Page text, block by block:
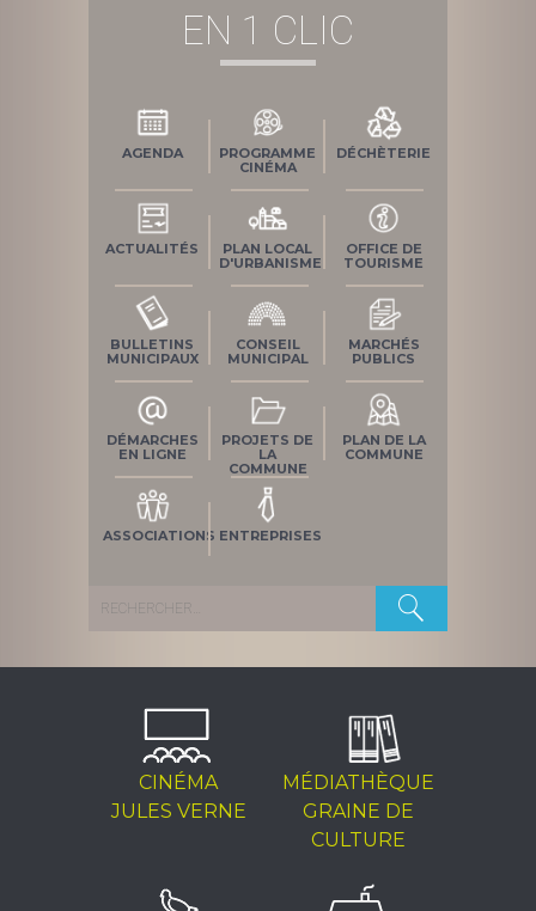
EN 1 CLIC
AGENDA
PROGRAMME
CINÉMA
DÉCHÈTERIE
ACTUALITÉS
PLAN LOCAL
D'URBANISME
OFFICE DE
TOURISME
BULLETINS
MUNICIPAUX
CONSEIL
MUNICIPAL
MARCHÉS
PUBLICS
DÉMARCHES
EN LIGNE
PROJETS DE
LA
COMMUNE
PLAN DE LA
COMMUNE
ASSOCIATIONS ENTREPRISES
Rechercher :
CINÉMA
JULES VERNE
MÉDIATHÈQUE
GRAINE DE
CULTURE